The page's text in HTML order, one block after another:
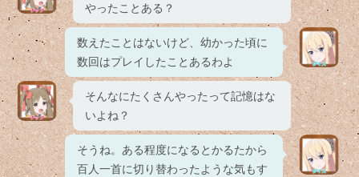
やったことある？
数えたことはないけど、幼かった頃に
数回はプレイしたことあるわよ
そんなにたくさんやったって記憶はな
いよね？
そうね。ある程度になるとかるたから
百人一首に切り替わったような気もす